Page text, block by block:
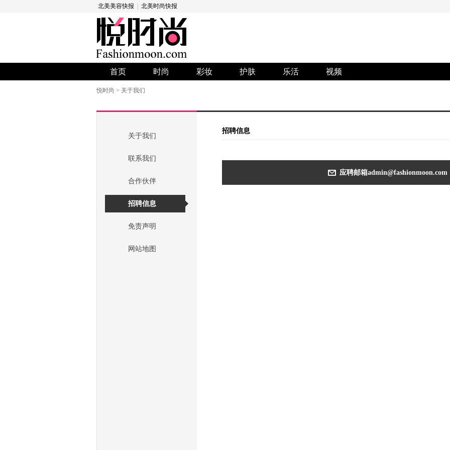
北美美容快报 北美时尚快报
首页 时尚 彩妆 护肤 乐活 视频
悦时尚 > 关于我们
关于我们
联系我们
合作伙伴
招聘信息
免责声明
网站地图
招聘信息
应聘邮箱admin@fashionmoon.com